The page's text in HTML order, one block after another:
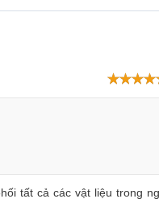
Tôn giả ngói
tất cả các vật liệu trong